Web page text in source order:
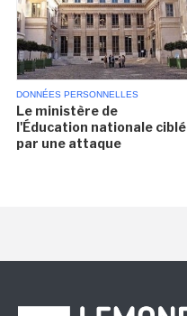
DONNÉES PERSONNELLES
Le ministère de
l'Éducation nationale ciblé
par une attaque